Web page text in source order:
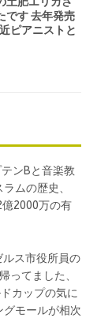
です 去年発売
ピアニストと
ンBと音楽教
ムの歴史、
2000万の有
ス市役所員の
ってました、
カップの気に
モールが相次